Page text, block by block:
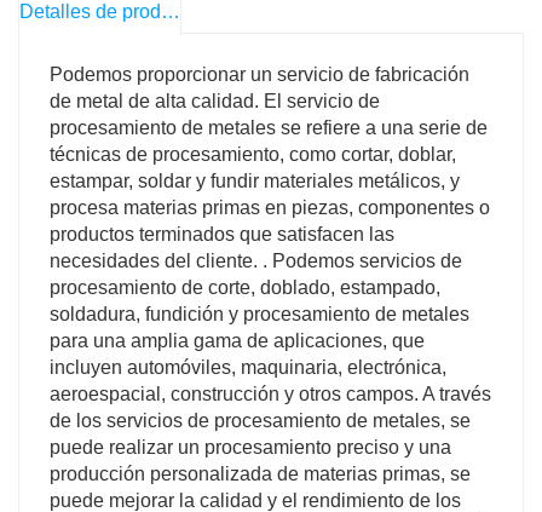
Detalles de producto
Podemos proporcionar un servicio de fabricación
de metal de alta calidad. El servicio de
procesamiento de metales se refiere a una serie de
técnicas de procesamiento, como cortar, doblar,
estampar, soldar y fundir materiales metálicos, y
procesa materias primas en piezas, componentes o
productos terminados que satisfacen las
necesidades del cliente. . Podemos servicios de
procesamiento de corte, doblado, estampado,
soldadura, fundición y procesamiento de metales
para una amplia gama de aplicaciones, que
incluyen automóviles, maquinaria, electrónica,
aeroespacial, construcción y otros campos. A través
de los servicios de procesamiento de metales, se
puede realizar un procesamiento preciso y una
producción personalizada de materias primas, se
puede mejorar la calidad y el rendimiento de los